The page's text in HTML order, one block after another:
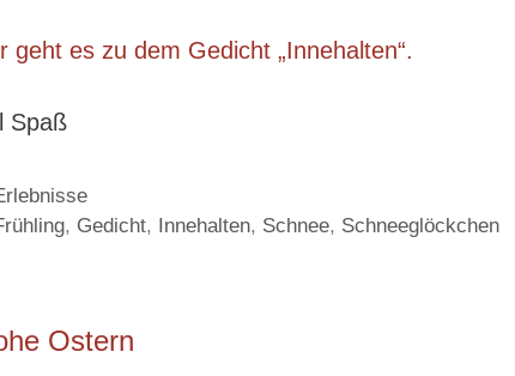
geht es zu dem Gedicht „Innehalten“.
Spaß
, Gedicht, Innehalten, Schnee, Schneeglöckchen
Ostern